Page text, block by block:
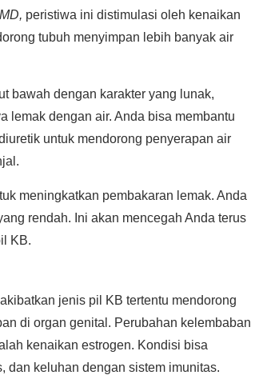
peristiwa ini distimulasi oleh kenaikan
tubuh menyimpan lebih banyak air
bawah dengan karakter yang lunak,
lemak dengan air. Anda bisa membantu
untuk mendorong penyerapan air
meningkatkan pembakaran lemak. Anda
rendah. Ini akan mencegah Anda terus
KB.
jenis pil KB tertentu mendorong
di organ genital. Perubahan kelembaban
kenaikan estrogen. Kondisi bisa
dan keluhan dengan sistem imunitas.